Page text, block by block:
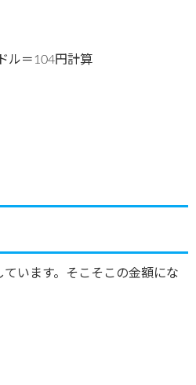
＝104円計算
います。そこそこの金額にな